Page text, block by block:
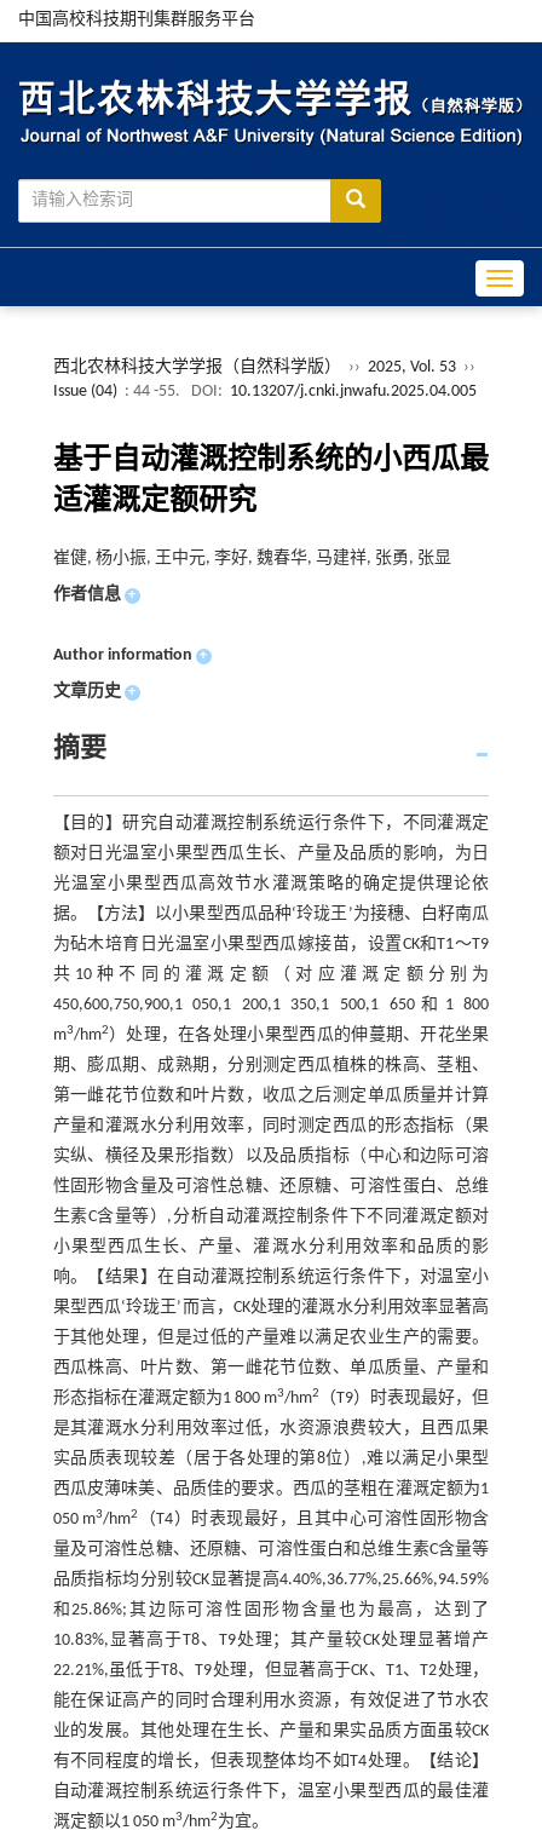
中国高校科技期刊集群服务平台
西北农林科技大学学报（自然科学版） ›› 2025, Vol. 53 ››
Issue (04) : 44 -55. DOI: 10.13207/j.cnki.jnwafu.2025.04.005
基于自动灌溉控制系统的小西瓜最
适灌溉定额研究
崔健, 杨小振, 王中元, 李好, 魏春华, 马建祥, 张勇, 张显
作者信息 +
Author information +
文章历史 +
摘要
【目的】研究自动灌溉控制系统运行条件下，不同灌溉定
额对日光温室小果型西瓜生长、产量及品质的影响，为日
光温室小果型西瓜高效节水灌溉策略的确定提供理论依
据。【方法】以小果型西瓜品种‘玲珑王’为接穗、白籽南瓜
为砧木培育日光温室小果型西瓜嫁接苗，设置CK和T1～T9
共10种不同的灌溉定额（对应灌溉定额分别为
450,600,750,900,1 050,1 200,1 350,1 500,1 650和1 800
m3/hm2 ）处理，在各处理小果型西瓜的伸蔓期、开花坐果
期、膨瓜期、成熟期，分别测定西瓜植株的株高、茎粗、
第一雌花节位数和叶片数，收瓜之后测定单瓜质量并计算
产量和灌溉水分利用效率，同时测定西瓜的形态指标（果
实纵、横径及果形指数）以及品质指标（中心和边际可溶
性固形物含量及可溶性总糖、还原糖、可溶性蛋白、总维
生素C含量等）,分析自动灌溉控制条件下不同灌溉定额对
小果型西瓜生长、产量、灌溉水分利用效率和品质的影
响。【结果】在自动灌溉控制系统运行条件下，对温室小
果型西瓜‘玲珑王’而言，CK处理的灌溉水分利用效率显著高
于其他处理，但是过低的产量难以满足农业生产的需要。
西瓜株高、叶片数、第一雌花节位数、单瓜质量、产量和
形态指标在灌溉定额为1 800 m3/hm2
（T9）时表现最好，但
是其灌溉水分利用效率过低，水资源浪费较大，且西瓜果
实品质表现较差（居于各处理的第8位）,难以满足小果型
西瓜皮薄味美、品质佳的要求。西瓜的茎粗在灌溉定额为1
050 m3/hm2
（T4）时表现最好，且其中心可溶性固形物含
量及可溶性总糖、还原糖、可溶性蛋白和总维生素C含量等
品质指标均分别较CK显著提高4.40%,36.77%,25.66%,94.59%
和25.86%;其边际可溶性固形物含量也为最高，达到了
10.83%,显著高于T8、T9处理；其产量较CK处理显著增产
22.21%,虽低于T8、T9处理，但显著高于CK、T1、T2处理，
能在保证高产的同时合理利用水资源，有效促进了节水农
业的发展。其他处理在生长、产量和果实品质方面虽较CK
有不同程度的增长，但表现整体均不如T4处理。【结论】
自动灌溉控制系统运行条件下，温室小果型西瓜的最佳灌
溉定额以1 050 m3/hm2为宜。